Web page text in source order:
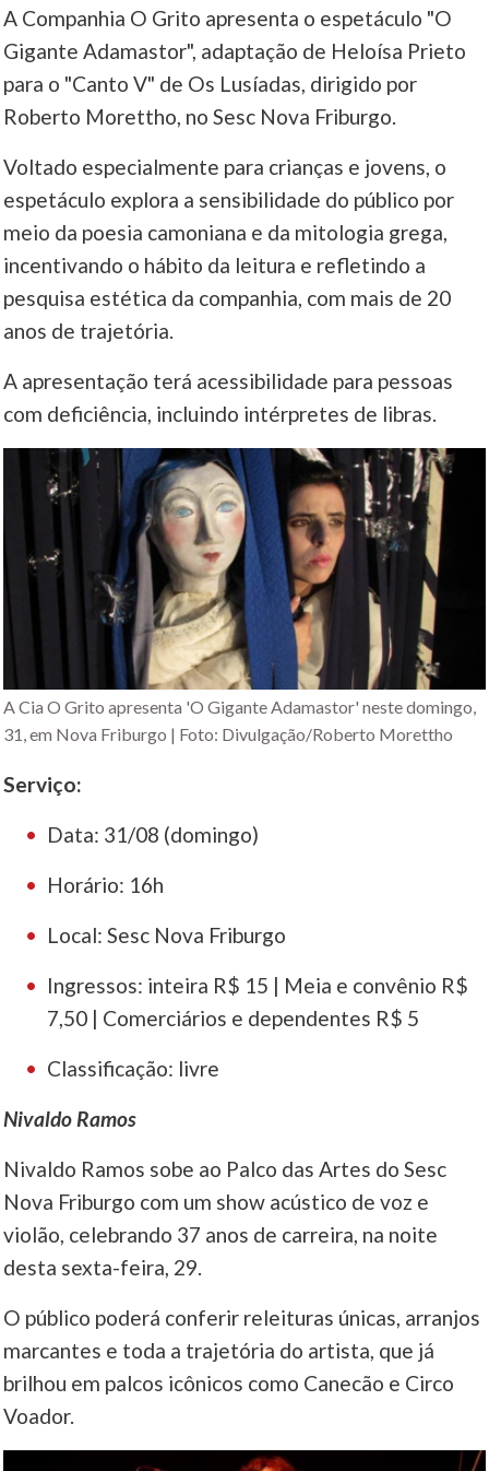
A Companhia O Grito apresenta o espetáculo "O
Gigante Adamastor", adaptação de Heloísa Prieto
para o "Canto V" de Os Lusíadas, dirigido por
Roberto Morettho, no Sesc Nova Friburgo.
Voltado especialmente para crianças e jovens, o
espetáculo explora a sensibilidade do público por
meio da poesia camoniana e da mitologia grega,
incentivando o hábito da leitura e refletindo a
pesquisa estética da companhia, com mais de 20
anos de trajetória.
A apresentação terá acessibilidade para pessoas
com deficiência, incluindo intérpretes de libras.
A Cia O Grito apresenta 'O Gigante Adamastor' neste domingo,
31, em Nova Friburgo | Foto: Divulgação/Roberto Morettho
Serviço:
Data: 31/08 (domingo)
Horário: 16h
Local: Sesc Nova Friburgo
Ingressos: inteira R$ 15 | Meia e convênio R$
7,50 | Comerciários e dependentes R$ 5
Classificação: livre
Nivaldo Ramos
Nivaldo Ramos sobe ao Palco das Artes do Sesc
Nova Friburgo com um show acústico de voz e
violão, celebrando 37 anos de carreira, na noite
desta sexta-feira, 29.
O público poderá conferir releituras únicas, arranjos
marcantes e toda a trajetória do artista, que já
brilhou em palcos icônicos como Canecão e Circo
Voador.